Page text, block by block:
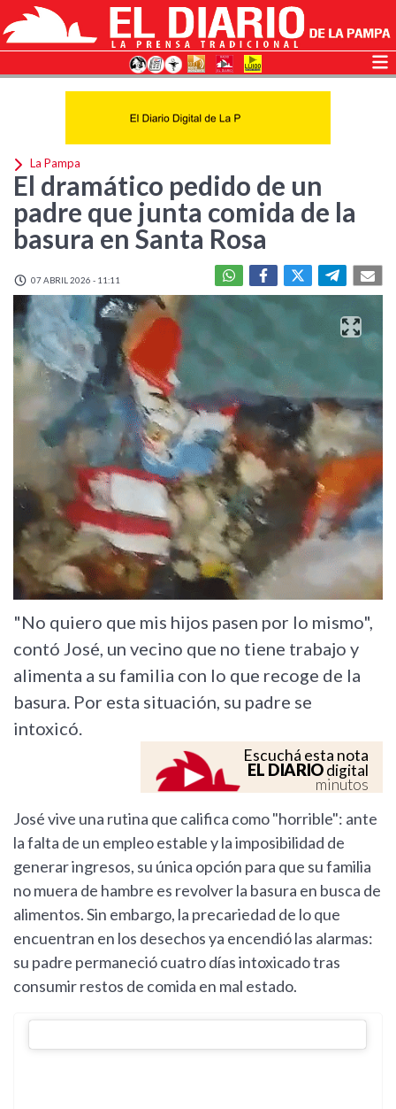
La Pampa
El dramático pedido de un
padre que junta comida de la
basura en Santa Rosa
07 ABRIL 2026 - 11:11
"No quiero que mis hijos pasen por lo mismo",
contó José, un vecino que no tiene trabajo y
alimenta a su familia con lo que recoge de la
basura. Por esta situación, su padre se
intoxicó.
Escuchá esta nota
EL DIARIOdigital
minutos
José vive una rutina que califica como "horrible": ante
la falta de un empleo estable y la imposibilidad de
generar ingresos, su única opción para que su familia
no muera de hambre es revolver la basura en busca de
alimentos. Sin embargo, la precariedad de lo que
encuentran en los desechos ya encendió las alarmas:
su padre permaneció cuatro días intoxicado tras
consumir restos de comida en mal estado.